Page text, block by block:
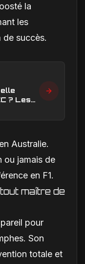
la
les
succès.
? Les
Australie.
ou jamais de
en F1.
maître de
pour
Son
totale et